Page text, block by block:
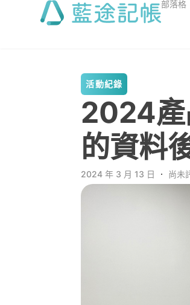
部落格
活動紀錄
2024
的資料
2024 年 3 月 13 日 ． 尚未